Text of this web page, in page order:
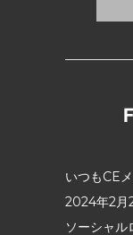
いつもCE
2024年2月
ソーシャ